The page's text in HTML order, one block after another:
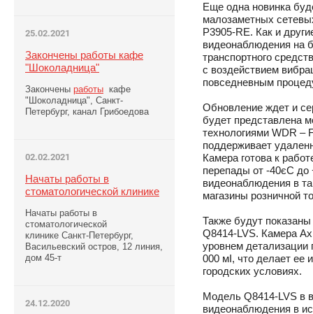
25.02.2021
Закончены работы кафе
"Шоколадница"
Закончены работы кафе
"Шоколадница", Санкт-
Петербург, канал Грибоедова
02.02.2021
Начаты работы в
стоматологической клинике
Начаты работы в
стоматологической
клинике Санкт-Петербург,
Васильевский остров, 12 линия,
дом 45-т
24.12.2020
Еще одна новинка
малозаметных
P3905-RE. Как и
видеонаблюдения на
транспортного
с воздействием
повседневным
Обновление ждет и
будет представлена
технологиями WDR –
поддерживает
Камера готова к
перепады от -40єС до
видеонаблюдения в
магазины розничной
Также будут
Q8414-LVS. Камера
уровнем
000 мІ, что делает ее
городских условиях.
Модель Q8414-LVS в
видеонаблюдения в